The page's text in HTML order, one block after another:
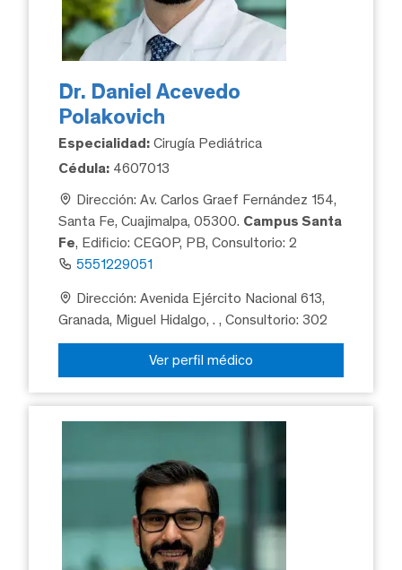
Dr. Daniel Acevedo
Polakovich
Especialidad: Cirugía Pediátrica
Cédula: 4607013
Dirección: Av. Carlos Graef Fernández 154,
Santa Fe, Cuajimalpa, 05300. Campus Santa
Fe, Edificio: CEGOP, PB, Consultorio: 2
5551229051
Dirección: Avenida Ejército Nacional 613,
Granada, Miguel Hidalgo, ., Consultorio: 302
Ver perfil médico